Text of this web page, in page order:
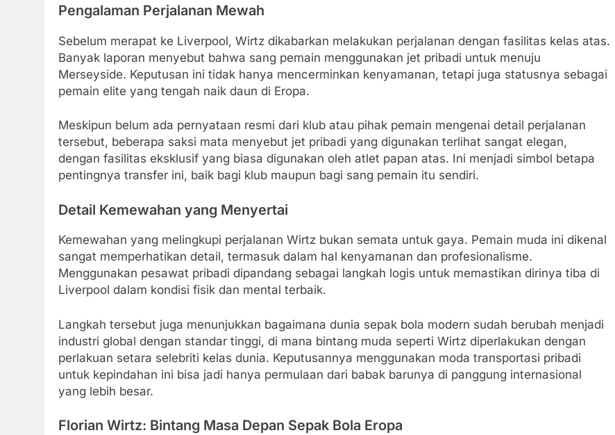
Pengalaman Perjalanan Mewah
Sebelum merapat ke Liverpool, Wirtz dikabarkan melakukan perjalanan dengan fasilitas kelas atas.
Banyak laporan menyebut bahwa sang pemain menggunakan jet pribadi untuk menuju
Merseyside. Keputusan ini tidak hanya mencerminkan kenyamanan, tetapi juga statusnya sebagai
pemain elite yang tengah naik daun di Eropa.
Meskipun belum ada pernyataan resmi dari klub atau pihak pemain mengenai detail perjalanan
tersebut, beberapa saksi mata menyebut jet pribadi yang digunakan terlihat sangat elegan,
dengan fasilitas eksklusif yang biasa digunakan oleh atlet papan atas. Ini menjadi simbol betapa
pentingnya transfer ini, baik bagi klub maupun bagi sang pemain itu sendiri.
Detail Kemewahan yang Menyertai
Kemewahan yang melingkupi perjalanan Wirtz bukan semata untuk gaya. Pemain muda ini dikenal
sangat memperhatikan detail, termasuk dalam hal kenyamanan dan profesionalisme.
Menggunakan pesawat pribadi dipandang sebagai langkah logis untuk memastikan dirinya tiba di
Liverpool dalam kondisi fisik dan mental terbaik.
Langkah tersebut juga menunjukkan bagaimana dunia sepak bola modern sudah berubah menjadi
industri global dengan standar tinggi, di mana bintang muda seperti Wirtz diperlakukan dengan
perlakuan setara selebriti kelas dunia. Keputusannya menggunakan moda transportasi pribadi
untuk kepindahan ini bisa jadi hanya permulaan dari babak barunya di panggung internasional
yang lebih besar.
Florian Wirtz: Bintang Masa Depan Sepak Bola Eropa